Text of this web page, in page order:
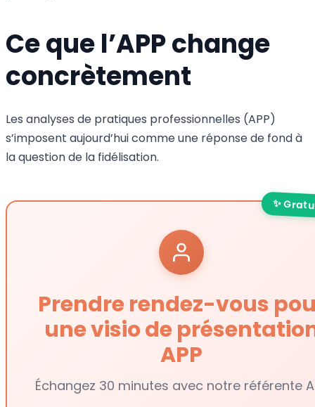
Ce que l’APP change
concrètement
Les analyses de pratiques professionnelles (APP)
s’imposent aujourd’hui comme une réponse de fond à
la question de la fidélisation.
Prendre rendez-vous
une visio de
APP
Échangez 30 minutes avec notre référente
✨